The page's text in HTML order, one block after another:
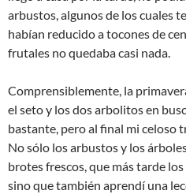
arbustos, algunos de los cuales
habían reducido a tocones de
frutales no quedaba casi nada.
Comprensiblemente, la
el seto y los dos arbolitos en
bastante, pero al final mi celoso
No sólo los arbustos y los
brotes frescos, que más tarde
sino que también aprendí una